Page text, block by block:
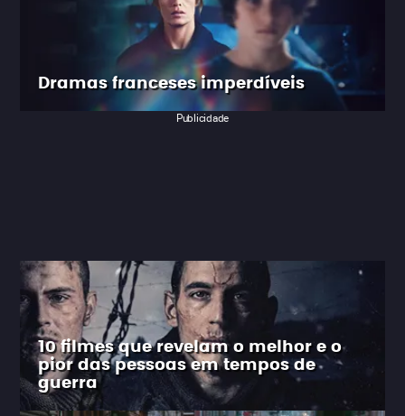
Dramas franceses imperdíveis
Publicidade
10 filmes que revelam o melhor e o
pior das pessoas em tempos de
guerra